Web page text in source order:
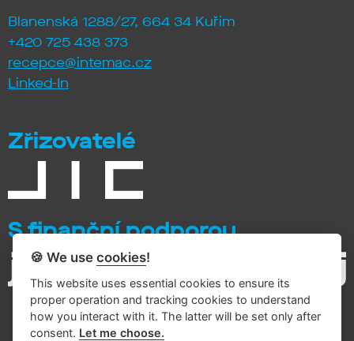
Blanenská 1288/27, 664 34 Kuřim
+420 725 438 373
recepce@intemac.cz
Linked-In
Zřizovatelé
S finanční podporou
🍪 We usecookies!
This website uses essential cookies to ensure its
proper operation and tracking cookies to understand
how you interact with it. The latter will be set only after
consent. Let me choose.